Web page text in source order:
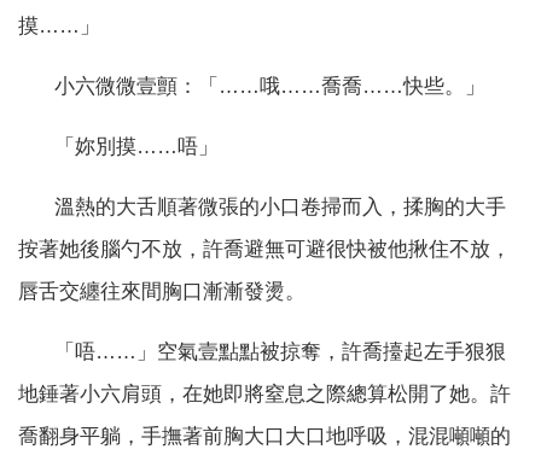
摸……」
小六微微壹顫：「……哦……喬喬……快些。」
「妳別摸……唔」
溫熱的大舌順著微張的小口卷掃而入，揉胸的大手
按著她後腦勺不放，許喬避無可避很快被他揪住不放，
唇舌交纏往來間胸口漸漸發燙。
「唔……」空氣壹點點被掠奪，許喬擡起左手狠狠
地錘著小六肩頭，在她即將窒息之際總算松開了她。許
喬翻身平躺，手撫著前胸大口大口地呼吸，混混噸噸的